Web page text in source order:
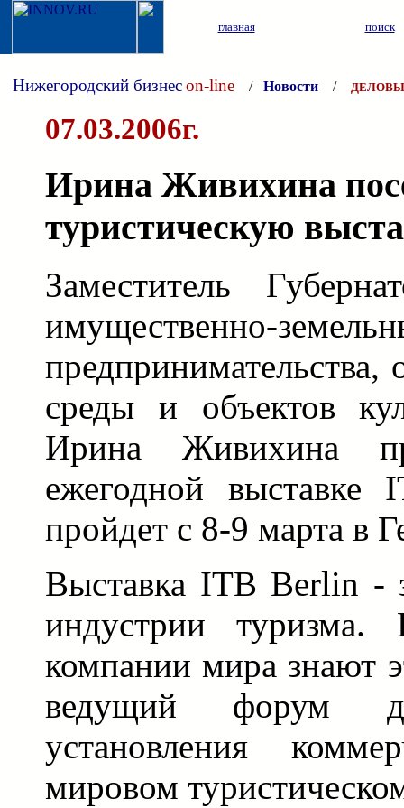
главная поиск
Нижегородский бизнесon-line / Новости /
07.03.2006г.
Ирина Живихина
туристическую
Заместитель
имущественно-
среды и объектов
Ирина Живихина
ежегодной выставке
пройдет с 8-9 марта в
Выставка ITB Berlin -
индустрии туризма.
компании мира знают
ведущий форум
установления
мировом